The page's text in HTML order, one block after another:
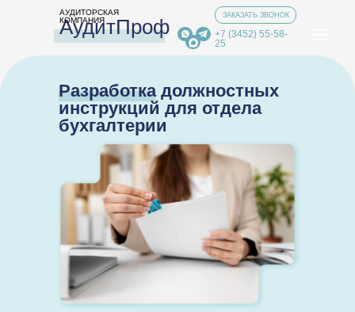
АудитПроф
АУДИТОРСКАЯ
КОМПАНИЯ
+7 (3452) 55-58-
25
ЗАКАЗАТЬ ЗВОНОК
Разработка должностных
инструкций для отдела
бухгалтерии